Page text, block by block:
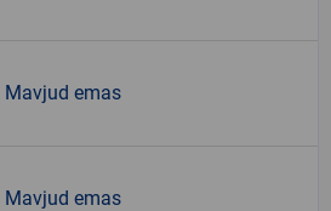
Mavjud emas
Mavjud emas